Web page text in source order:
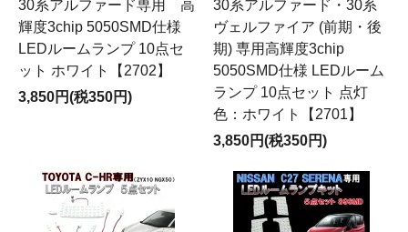
30系アルファード専用 高
輝度3chip 5050SMD仕様
LEDルームランプ 10点セ
ット ホワイト【2702】
3,850円(税350円)
30系アルファード・30系
ヴェルファイア (前期・後
期) 専用高輝度3chip
5050SMD仕様 LEDルーム
ランプ 10点セット 点灯
色：ホワイト【2701】
3,850円(税350円)